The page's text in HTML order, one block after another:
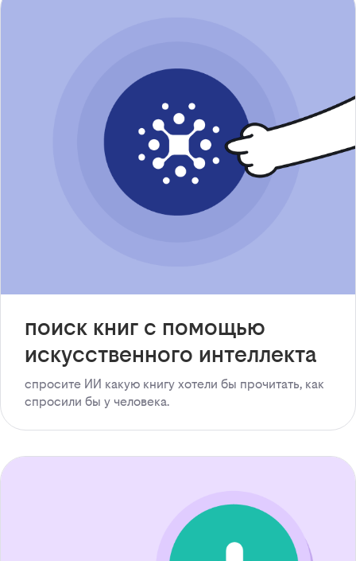
поиск книг с помощью
искусственного интеллекта
спросите ИИ какую книгу хотели бы прочитать, как
спросили бы у человека.